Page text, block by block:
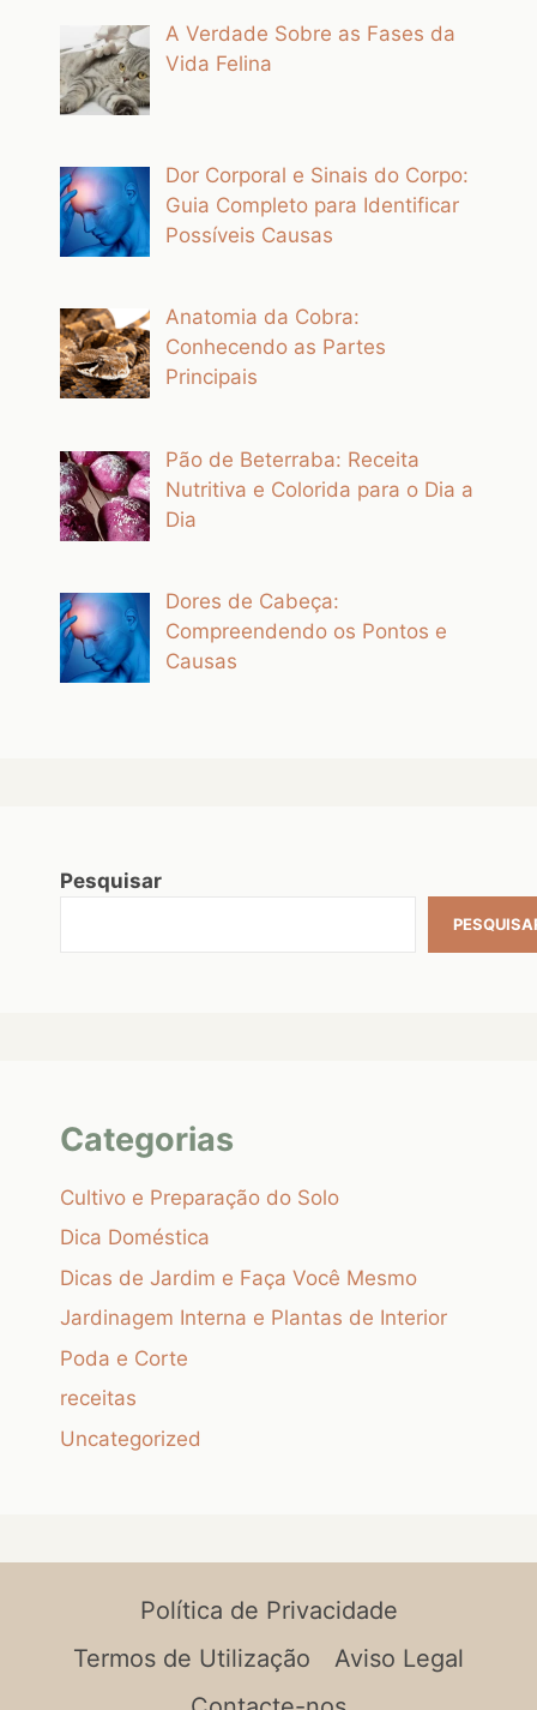
A Verdade Sobre as Fases da
Vida Felina
Dor Corporal e Sinais do Corpo:
Guia Completo para Identificar
Possíveis Causas
Anatomia da Cobra:
Conhecendo as Partes
Principais
Pão de Beterraba: Receita
Nutritiva e Colorida para o Dia a
Dia
Dores de Cabeça:
Compreendendo os Pontos e
Causas
Pesquisar
Categorias
Cultivo e Preparação do Solo
Dica Doméstica
Dicas de Jardim e Faça Você Mesmo
Jardinagem Interna e Plantas de Interior
Poda e Corte
receitas
Uncategorized
Política de Privacidade
Termos de Utilização
Aviso Legal